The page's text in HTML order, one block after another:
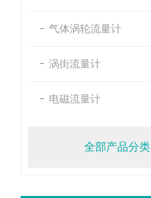
气体涡轮流量计
涡街流量计
电磁流量计
全部产品分类